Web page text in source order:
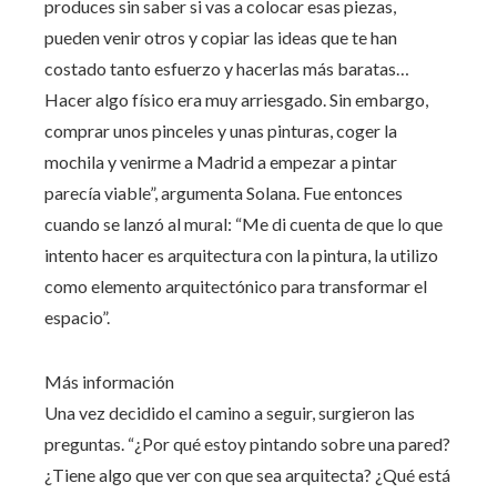
produces sin saber si vas a colocar esas piezas,
pueden venir otros y copiar las ideas que te han
costado tanto esfuerzo y hacerlas más baratas…
Hacer algo físico era muy arriesgado. Sin embargo,
comprar unos pinceles y unas pinturas, coger la
mochila y venirme a Madrid a empezar a pintar
parecía viable”, argumenta Solana. Fue entonces
cuando se lanzó al mural: “Me di cuenta de que lo que
intento hacer es arquitectura con la pintura, la utilizo
como elemento arquitectónico para transformar el
espacio”.
Más información
Una vez decidido el camino a seguir, surgieron las
preguntas. “¿Por qué estoy pintando sobre una pared?
¿Tiene algo que ver con que sea arquitecta? ¿Qué está